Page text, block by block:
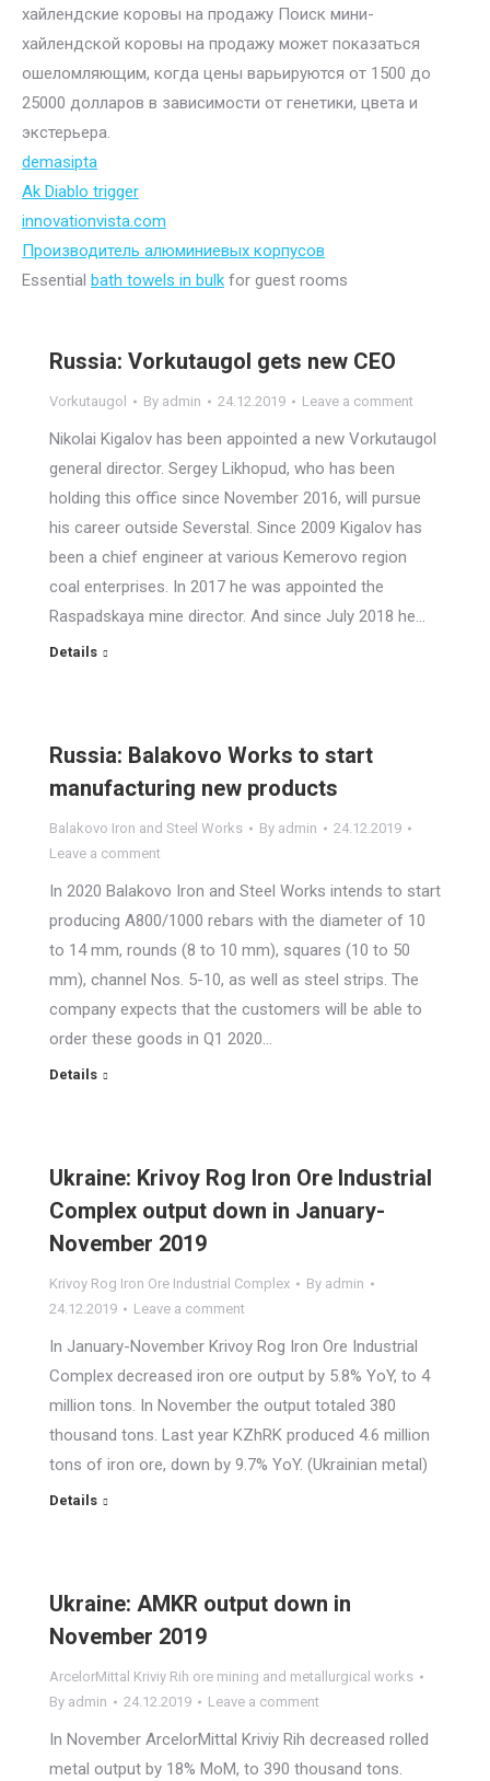
хайлендские коровы на продажу Поиск мини-
хайлендской коровы на продажу может показаться
ошеломляющим, когда цены варьируются от 1500 до
25000 долларов в зависимости от генетики, цвета и
экстерьера.
demasipta
Ak Diablo trigger
innovationvista.com
Производитель алюминиевых корпусов
Essential bath towels in bulk for guest rooms
Russia: Vorkutaugol gets new CEO
Vorkutaugol By admin 24.12.2019 Leave a comment
Nikolai Kigalov has been appointed a new Vorkutaugol
general director. Sergey Likhopud, who has been
holding this office since November 2016, will pursue
his career outside Severstal. Since 2009 Kigalov has
been a chief engineer at various Kemerovo region
coal enterprises. In 2017 he was appointed the
Raspadskaya mine director. And since July 2018 he…
Details
Russia: Balakovo Works to start
manufacturing new products
Balakovo Iron and Steel Works By admin
24.12.2019
Leave a comment
In 2020 Balakovo Iron and Steel Works intends to start
producing A800/1000 rebars with the diameter of 10
to 14 mm, rounds (8 to 10 mm), squares (10 to 50
mm), channel Nos. 5-10, as well as steel strips. The
company expects that the customers will be able to
order these goods in Q1 2020…
Details
Ukraine: Krivoy Rog Iron Ore Industrial
Complex output down in January-
November 2019
Krivoy Rog Iron Ore Industrial Complex By admin
24.12.2019
Leave a comment
In January-November Krivoy Rog Iron Ore Industrial
Complex decreased iron ore output by 5.8% YoY, to 4
million tons. In November the output totaled 380
thousand tons. Last year KZhRK produced 4.6 million
tons of iron ore, down by 9.7% YoY. (Ukrainian metal)
Details
Ukraine: AMKR output down in
November 2019
ArcelorMittal Kriviy Rih ore mining and metallurgical works
By admin 24.12.2019 Leave a comment
In November ArcelorMittal Kriviy Rih decreased rolled
metal output by 18% MoM, to 390 thousand tons.